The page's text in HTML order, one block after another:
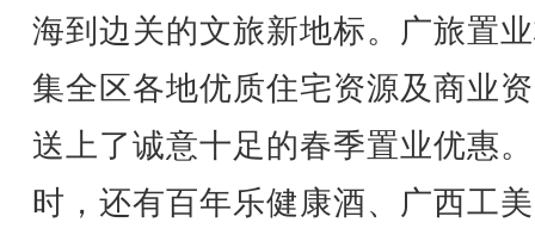
海到边关的文旅新地标。广旅置
集全区各地优质住宅资源及商业
送上了诚意十足的春季置业优惠
时，还有百年乐健康酒、广西工